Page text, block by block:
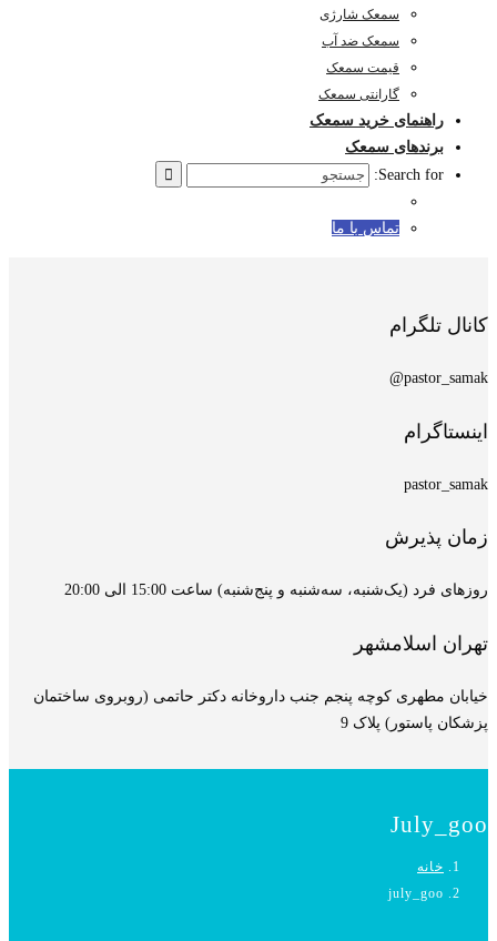
سمعک شارژی
سمعک ضد آب
قیمت سمعک
گارانتی سمعک
راهنمای خرید سمعک
برندهای سمعک
Search for:
تماس با ما
کانال تلگرام
pastor_samak@
اینستاگرام
pastor_samak
زمان پذیرش
روزهای فرد (یک‌شنبه، سه‌شنبه و پنج‌شنبه) ساعت 15:00 الی 20:00
تهران اسلامشهر
خیابان مطهری کوچه پنجم جنب داروخانه دکتر حاتمی (روبروی ساختمان
پزشکان پاستور) پلاک 9
July_goo
خانه
july_goo